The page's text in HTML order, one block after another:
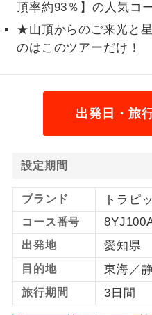
頂率約93％】の人気コ
★山頂からのご来光と
のはこのツアーだけ！
出発日・旅
設定期間
ブランド トラピ
コース番号
出発地 愛知県
目的地 東海／
旅行期間 3日間
加限定
スです
金
ご夫婦限定
ご夫婦
女性限定
女性限
年齢制限あり
ご参加
です。
航空会社指定
利用航
画にと
ホテル指定
ご紹介
す。